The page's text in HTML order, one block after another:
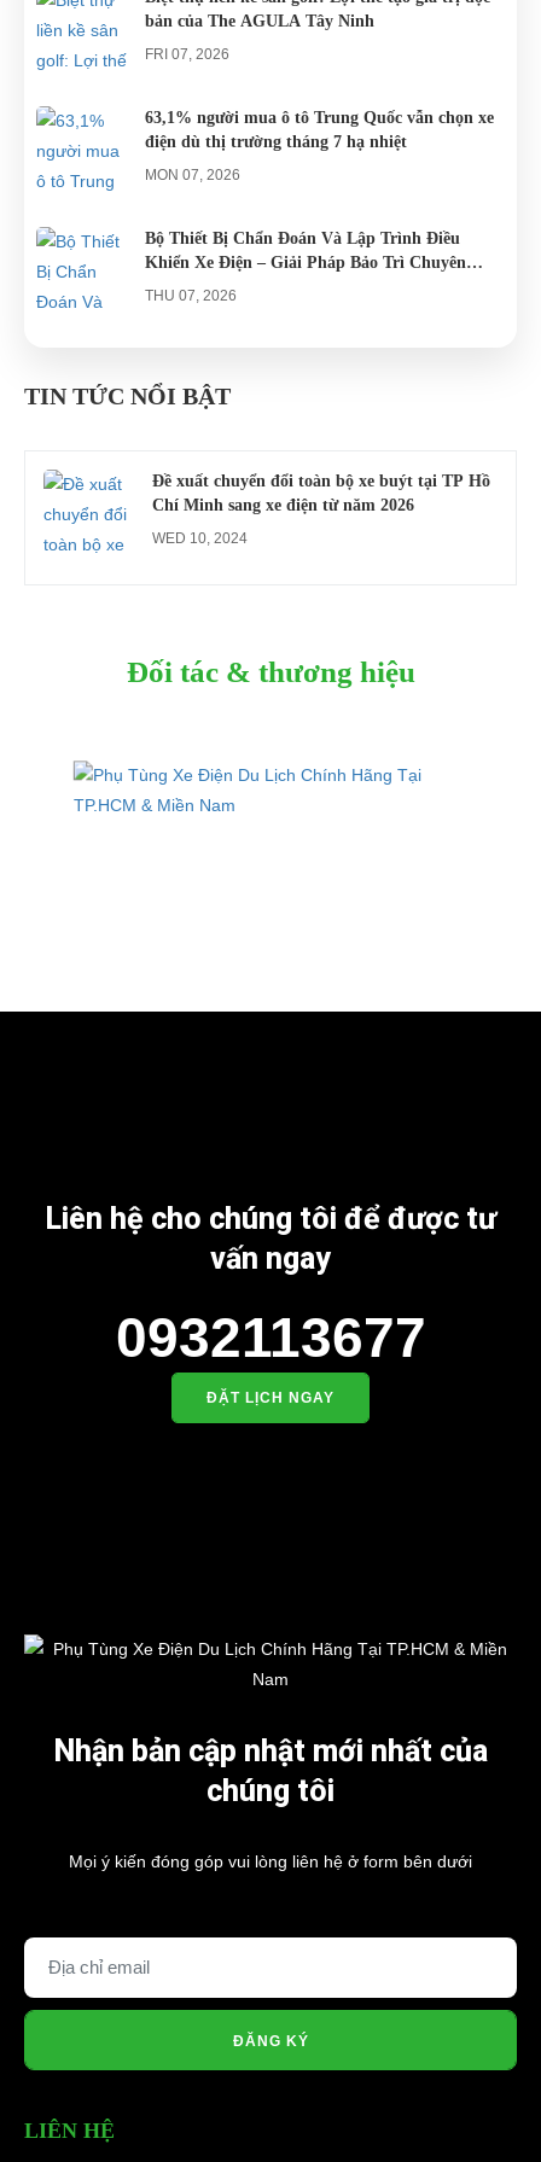
bản của The AGULA Tây Ninh
FRI 07, 2026
63,1% người mua ô tô Trung Quốc vẫn chọn xe
điện dù thị trường tháng 7 hạ nhiệt
MON 07, 2026
Bộ Thiết Bị Chẩn Đoán Và Lập Trình Điều
Khiển Xe Điện – Giải Pháp Bảo Trì Chuyên
Nghiệp
THU 07, 2026
gổ khi đón du khách ở Quy Nhơn
TIN TỨC NỔI BẬT
Đề xuất chuyển đổi toàn bộ xe buýt tại TP Hồ
Chí Minh sang xe điện từ năm 2026
WED 10, 2024
Đối tác & thương hiệu
Liên hệ cho chúng tôi để được tư
vấn ngay
0932113677
ĐẶT LỊCH NGAY
Nhận bản cập nhật mới nhất của
chúng tôi
Mọi ý kiến đóng góp vui lòng liên hệ ở form bên dưới
ĐĂNG KÝ
LIÊN HỆ